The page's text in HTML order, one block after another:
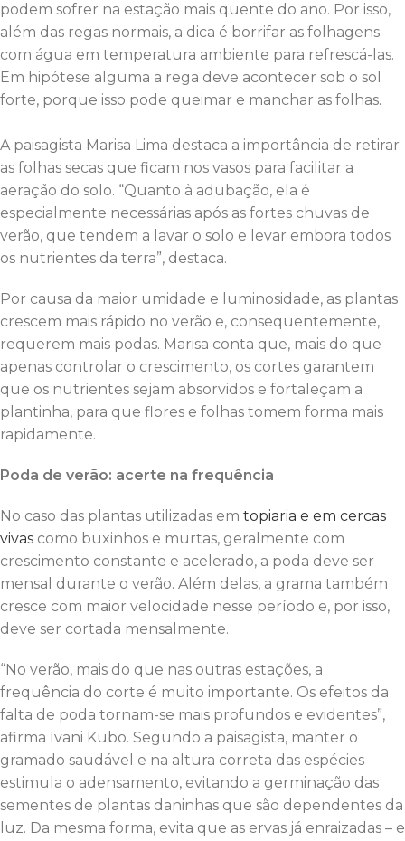
podem sofrer na estação mais quente do ano. Por isso,
além das regas normais, a dica é borrifar as folhagens
com água em temperatura ambiente para refrescá-las.
Em hipótese alguma a rega deve acontecer sob o sol
forte, porque isso pode queimar e manchar as folhas.
A paisagista Marisa Lima destaca a importância de retirar
as folhas secas que ficam nos vasos para facilitar a
aeração do solo. “Quanto à adubação, ela é
especialmente necessárias após as fortes chuvas de
verão, que tendem a lavar o solo e levar embora todos
os nutrientes da terra”, destaca.
Por causa da maior umidade e luminosidade, as plantas
crescem mais rápido no verão e, consequentemente,
requerem mais podas. Marisa conta que, mais do que
apenas controlar o crescimento, os cortes garantem
que os nutrientes sejam absorvidos e fortaleçam a
plantinha, para que flores e folhas tomem forma mais
rapidamente.
Poda de verão: acerte na frequência
No caso das plantas utilizadas em topiaria e em cercas
vivas como buxinhos e murtas, geralmente com
crescimento constante e acelerado, a poda deve ser
mensal durante o verão. Além delas, a grama também
cresce com maior velocidade nesse período e, por isso,
deve ser cortada mensalmente.
“No verão, mais do que nas outras estações, a
frequência do corte é muito importante. Os efeitos da
falta de poda tornam-se mais profundos e evidentes”,
afirma Ivani Kubo. Segundo a paisagista, manter o
gramado saudável e na altura correta das espécies
estimula o adensamento, evitando a germinação das
sementes de plantas daninhas que são dependentes da
luz. Da mesma forma, evita que as ervas já enraizadas – e